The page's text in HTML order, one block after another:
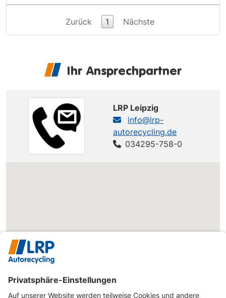
Zurück 1 Nächste
Ihr Ansprechpartner
LRP Leipzig
info@lrp-
autorecycling.de
034295-758-0